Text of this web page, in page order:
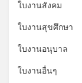
ใบงานสังคม
ใบงานสุขศึกษา
ใบงานอนุบาล
ใบงานอื่นๆ